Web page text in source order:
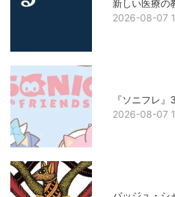
新しい医療の
2026-08-07
『ソニフレ
2026-08-07